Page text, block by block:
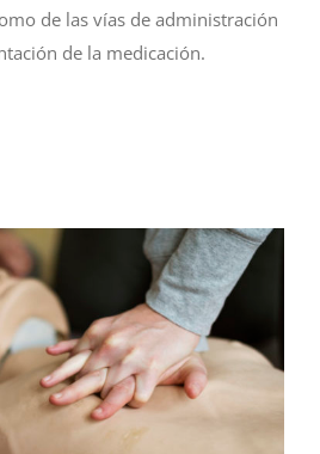
de las vías de administración
de la medicación.